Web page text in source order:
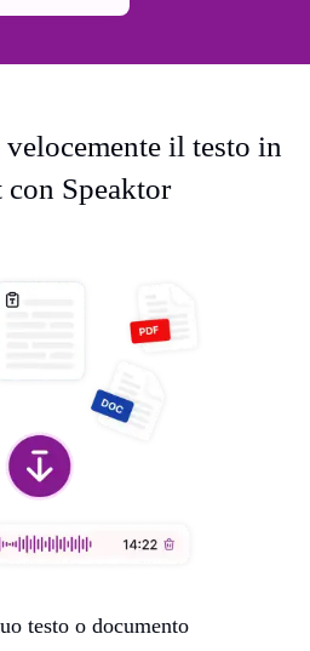
il testo in
con Speaktor
testo o documento